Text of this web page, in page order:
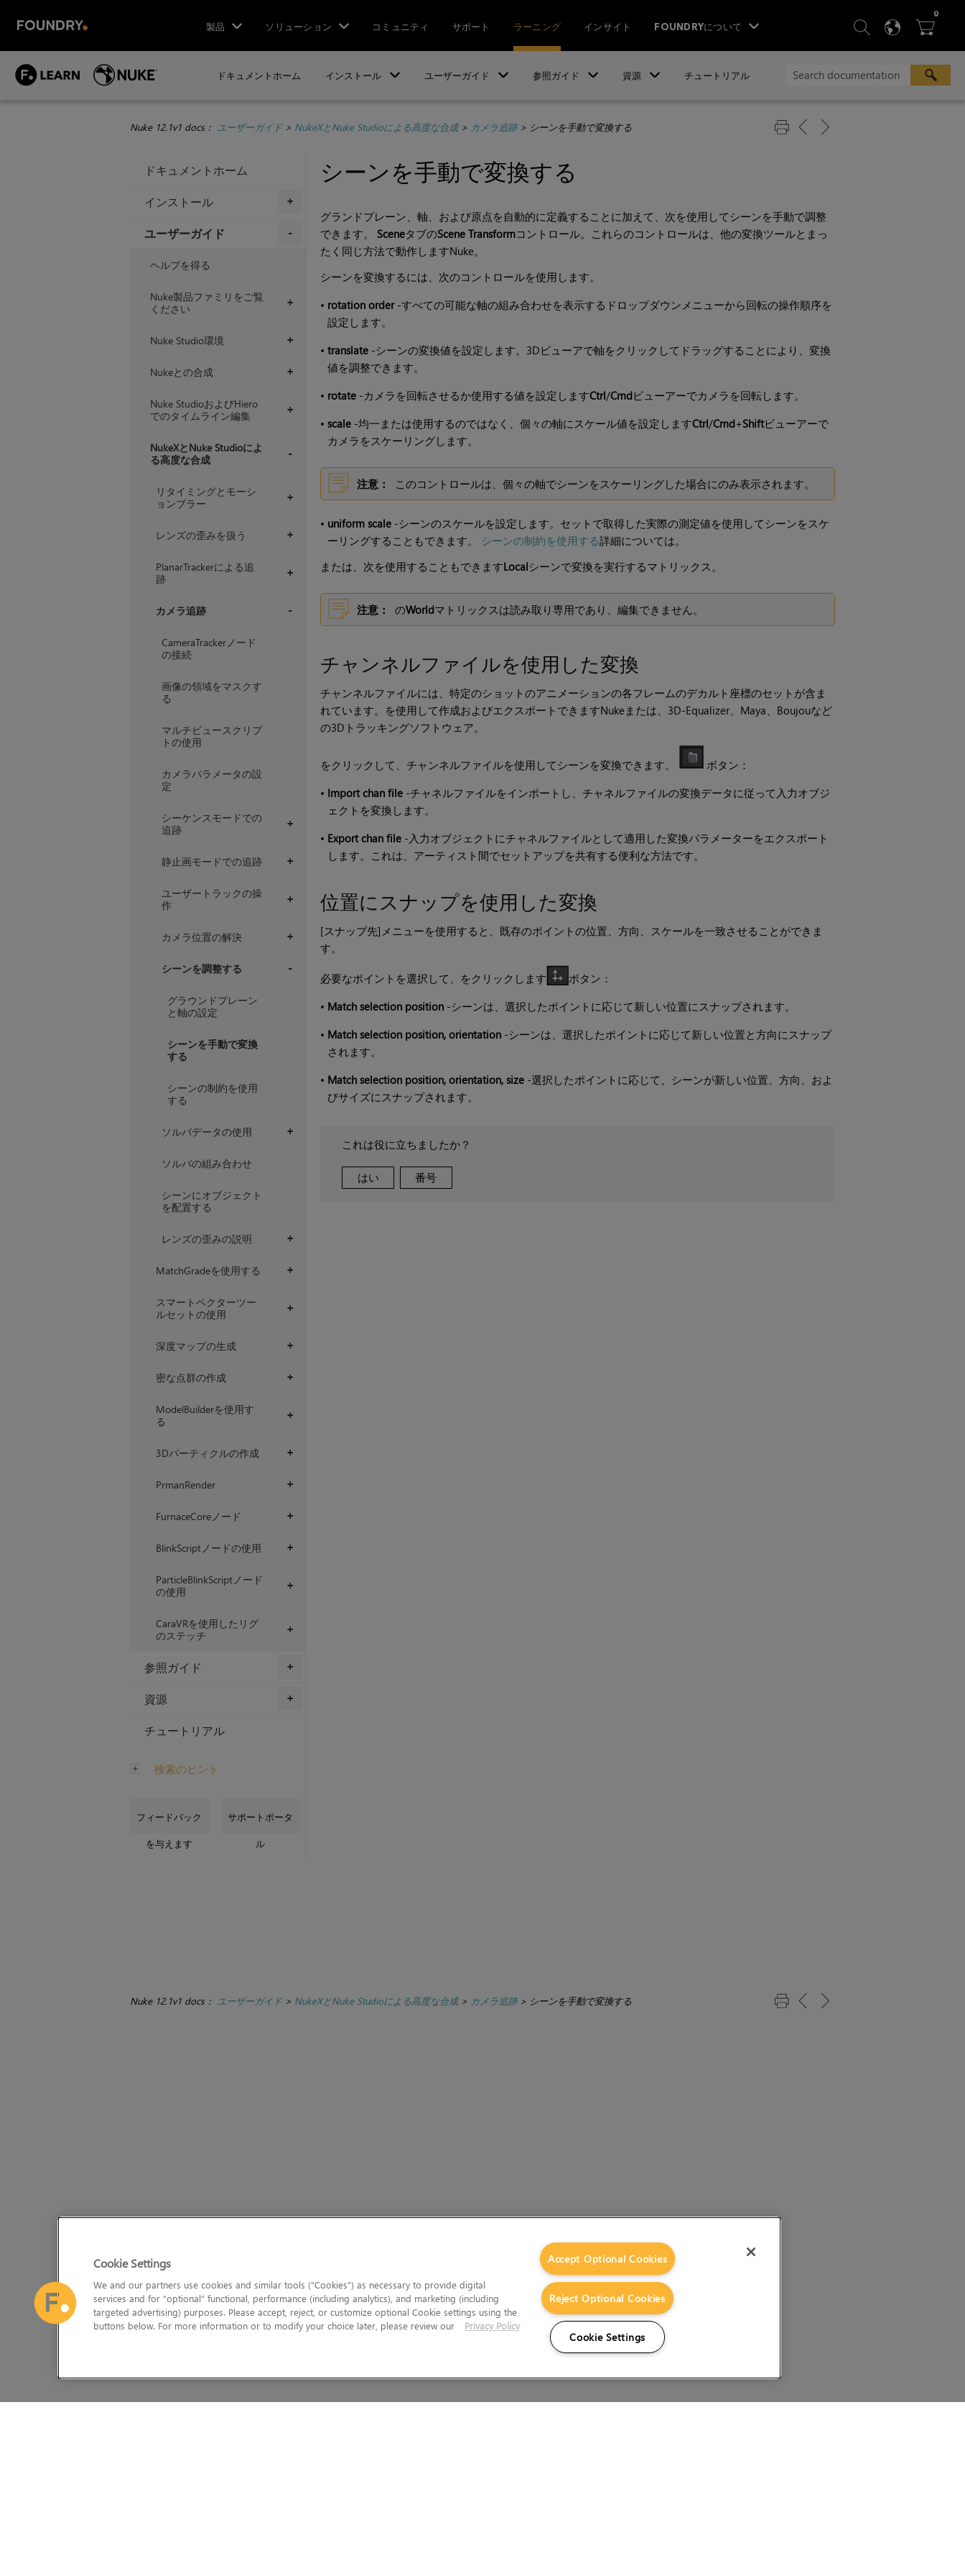
製品 ソリューション コミュニティ サポート ラーニング インサイト FOUNDRYについて  SEARCH
 
0ITEMS
ドキュメントホーム インストール ユーザーガイド 参照ガイド 資源 チュートリアル
Nuke 12.1v1 docs： ユーザーガイド> NukeXとNuke Studioによる高度な合成> カメラ追跡> シーンを手動で変換する
ドキュメントホーム
+
インストール
ユーザーガイド
ヘルプを得る
+
Nuke製品ファミリをご覧
ください
+
Nuke Studio環境
+
Nukeとの合成
+
Nuke StudioおよびHiero
でのタイムライン編集
NukeXとNuke Studioによ
る高度な合成
+
リタイミングとモーシ
ョンブラー
+
レンズの歪みを扱う
+
PlanarTrackerによる追
跡
カメラ追跡
CameraTrackerノード
の接続
画像の領域をマスクす
る
マルチビュースクリプ
トの使用
カメラパラメータの設
定
+
シーケンスモードでの
追跡
+
静止画モードでの追跡
+
ユーザートラックの操
作
+
カメラ位置の解決
シーンを調整する
グラウンドプレーン
と軸の設定
シーンを手動で変換
する
シーンの制約を使用
する
+
ソルバデータの使用
ソルバの組み合わせ
シーンにオブジェクト
を配置する
+
レンズの歪みの説明
+
MatchGradeを使用する
+
スマートベクターツー
ルセットの使用
+
深度マップの生成
+
密な点群の作成
+
ModelBuilderを使用す
る
+
3Dパーティクルの作成
+
PrmanRender
+
FurnaceCoreノード
+
BlinkScriptノードの使用
+
ParticleBlinkScriptノード
の使用
+
CaraVRを使用したリグ
のステッチ
+
参照ガイド
+
資源
チュートリアル
検索のヒント
フィードバック
を与えます
サポートポータ
ル
シーンを手動で変換する
グランドプレーン、軸、および原点を自動的に定義することに加えて、次を使用してシーンを手動で調整
できます。 SceneタブのScene Transformコントロール。これらのコントロールは、他の変換ツールとまっ
たく同じ方法で動作しますNuke。
シーンを変換するには、次のコントロールを使用します。
• rotation order-すべての可能な軸の組み合わせを表示するドロップダウンメニューから回転の操作順序を
設定します。
• translate-シーンの変換値を設定します。3Dビューアで軸をクリックしてドラッグすることにより、変換
値を調整できます。
• rotate-カメラを回転させるか使用する値を設定しますCtrl/Cmdビューアーでカメラを回転します。
• scale-均一または使用するのではなく、個々の軸にスケール値を設定しますCtrl/Cmd+Shiftビューアーで
カメラをスケーリングします。
注意： このコントロールは、個々の軸でシーンをスケーリングした場合にのみ表示されます。
• uniform scale-シーンのスケールを設定します。セットで取得した実際の測定値を使用してシーンをスケ
ーリングすることもできます。
シーンの制約を使用する詳細については。
または、次を使用することもできますLocalシーンで変換を実行するマトリックス。
注意： のWorldマトリックスは読み取り専用であり、編集できません。
チャンネルファイルを使用した変換
チャンネルファイルには、特定のショットのアニメーションの各フレームのデカルト座標のセットが含ま
れています。を使用して作成およびエクスポートできますNukeまたは、3D-Equalizer、Maya、Boujouなど
の3Dトラッキングソフトウェア。
をクリックして、チャンネルファイルを使用してシーンを変換できます。
ボタン：
• Import chan file-チャネルファイルをインポートし、チャネルファイルの変換データに従って入力オブジ
ェクトを変換します。
• Export chan file-入力オブジェクトにチャネルファイルとして適用した変換パラメーターをエクスポート
します。これは、アーティスト間でセットアップを共有する便利な方法です。
位置にスナップを使用した変換
[スナップ先]メニューを使用すると、既存のポイントの位置、方向、スケールを一致させることができま
す。
必要なポイントを選択して、をクリックします
ボタン：
• Match selection position-シーンは、選択したポイントに応じて新しい位置にスナップされます。
• Match selection position, orientation-シーンは、選択したポイントに応じて新しい位置と方向にスナップ
されます。
• Match selection position, orientation, size-選択したポイントに応じて、シーンが新しい位置、方向、およ
びサイズにスナップされます。
これは役に立ちましたか？
はい 番号
Nuke 12.1v1 docs： ユーザーガイド> NukeXとNuke Studioによる高度な合成> カメラ追跡> シーンを手動で変換する
Cookie Settings
We and our partners use cookies and similar tools (“Cookies”) as necessary to provide digital
services and for “optional” functional, performance (including analytics), and marketing (including
targeted advertising) purposes. Please accept, reject, or customize optional Cookie settings using the
buttons below. For more information or to modify your choice later, please review our
Privacy Policy
Accept Optional Cookies
Reject Optional Cookies
Cookie Settings